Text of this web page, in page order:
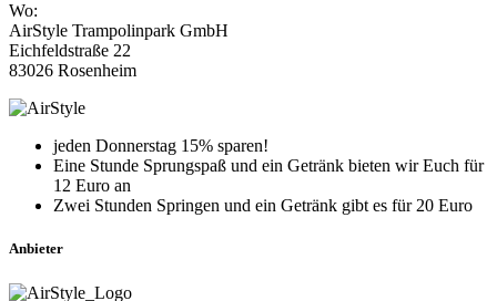
Wo:
AirStyle Trampolinpark GmbH
Eichfeldstraße 22
83026 Rosenheim
jeden Donnerstag 15% sparen!
Eine Stunde Sprungspaß und ein Getränk bieten wir Euch für
12 Euro an
Zwei Stunden Springen und ein Getränk gibt es für 20 Euro
Anbieter